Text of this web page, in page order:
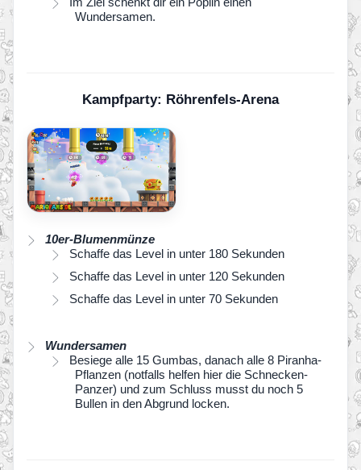
Wundersamen.
Kampfparty: Röhrenfels-Arena
10er-Blumenmünze
Schaffe das Level in unter 180 Sekunden
Schaffe das Level in unter 120 Sekunden
Schaffe das Level in unter 70 Sekunden
Wundersamen
Besiege alle 15 Gumbas, danach alle 8 Piranha-
Pflanzen (notfalls helfen hier die Schnecken-
Panzer) und zum Schluss musst du noch 5
Bullen in den Abgrund locken.